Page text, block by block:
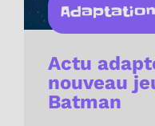
Actu
nouveau
Batman